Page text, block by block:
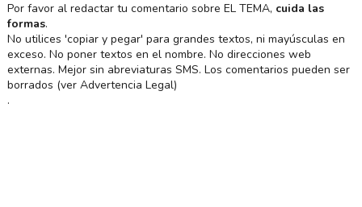
Por favor al redactar tu comentario sobre EL TEMA, cuida las
formas.
No utilices 'copiar y pegar' para grandes textos, ni mayúsculas en
exceso. No poner textos en el nombre. No direcciones web
externas. Mejor sin abreviaturas SMS. Los comentarios pueden ser
borrados (ver Advertencia Legal)
.